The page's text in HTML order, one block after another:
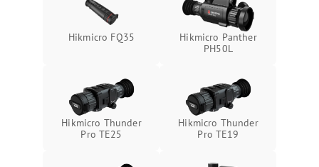
Неисправность системы
защиты от перегрева
1500 ₽ Подробнее →
Поломка системы защиты
от перенапряжения
Подробнее →
Поломка системы защиты
от замыкания
1500 ₽ Подробнее →
Hikmicro FQ35
Hikmicro Panther
PH50L
Hikmicro Thunder
Pro TE25
Hikmicro Thunder
Pro TE19